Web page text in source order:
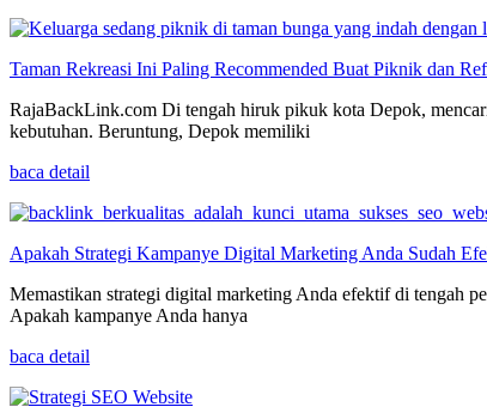
Taman Rekreasi Ini Paling Recommended Buat Piknik dan
RajaBackLink.com Di tengah hiruk pikuk kota Depok,
kebutuhan. Beruntung, Depok memiliki
baca detail
Apakah Strategi Kampanye Digital Marketing Anda Sudah
Memastikan strategi digital marketing Anda efektif di tengah
Apakah kampanye Anda hanya
baca detail